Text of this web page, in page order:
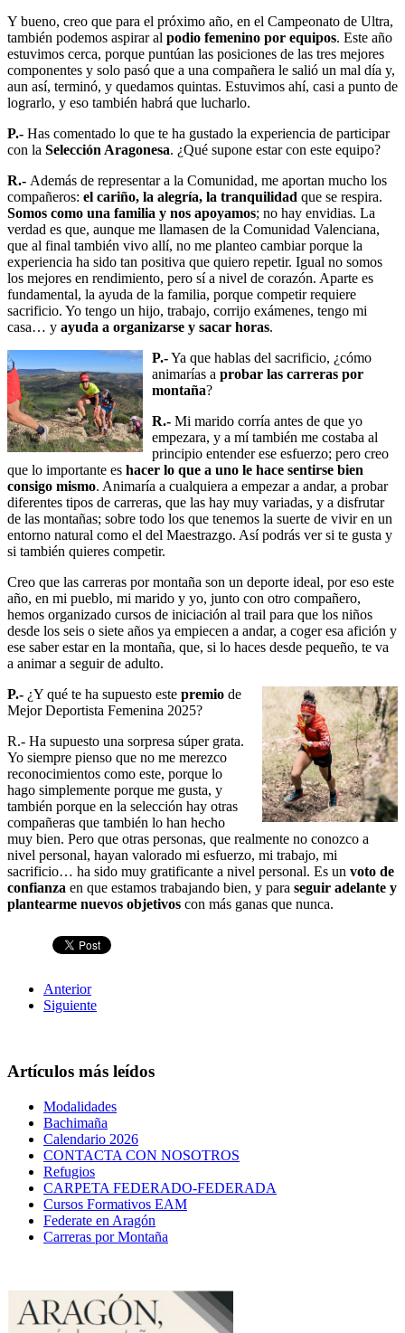
Y bueno, creo que para el próximo año, en el Campeonato de Ultra,
también podemos aspirar al podio femenino por equipos. Este año
estuvimos cerca, porque puntúan las posiciones de las tres mejores
componentes y solo pasó que a una compañera le salió un mal día y,
aun así, terminó, y quedamos quintas. Estuvimos ahí, casi a punto de
lograrlo, y eso también habrá que lucharlo.
P.- Has comentado lo que te ha gustado la experiencia de participar
con la Selección Aragonesa. ¿Qué supone estar con este equipo?
R.- Además de representar a la Comunidad, me aportan mucho los
compañeros: el cariño, la alegría, la tranquilidad que se respira.
Somos como una familia y nos apoyamos; no hay envidias. La
verdad es que, aunque me llamasen de la Comunidad Valenciana,
que al final también vivo allí, no me planteo cambiar porque la
experiencia ha sido tan positiva que quiero repetir. Igual no somos
los mejores en rendimiento, pero sí a nivel de corazón. Aparte es
fundamental, la ayuda de la familia, porque competir requiere
sacrificio. Yo tengo un hijo, trabajo, corrijo exámenes, tengo mi
casa… y ayuda a organizarse y sacar horas.
P.-Ya que hablas del sacrificio, ¿cómo
animarías a probar las carreras por
montaña?
R.- Mi marido corría antes de que yo
empezara, y a mí también me costaba al
principio entender ese esfuerzo; pero creo
que lo importante es hacer lo que a uno le hace sentirse bien
consigo mismo. Animaría a cualquiera a empezar a andar, a probar
diferentes tipos de carreras, que las hay muy variadas, y a disfrutar
de las montañas; sobre todo los que tenemos la suerte de vivir en un
entorno natural como el del Maestrazgo. Así podrás ver si te gusta y
si también quieres competir.
Creo que las carreras por montaña son un deporte ideal, por eso este
año, en mi pueblo, mi marido y yo, junto con otro compañero,
hemos organizado cursos de iniciación al trail para que los niños
desde los seis o siete años ya empiecen a andar, a coger esa afición y
ese saber estar en la montaña, que, si lo haces desde pequeño, te va
a animar a seguir de adulto.
P.- ¿Y qué te ha supuesto este premio de
Mejor Deportista Femenina 2025?
R.- Ha supuesto una sorpresa súper grata.
Yo siempre pienso que no me merezco
reconocimientos como este, porque lo
hago simplemente porque me gusta, y
también porque en la selección hay otras
compañeras que también lo han hecho
muy bien. Pero que otras personas, que realmente no conozco a
nivel personal, hayan valorado mi esfuerzo, mi trabajo, mi
sacrificio… ha sido muy gratificante a nivel personal. Es un voto de
confianza en que estamos trabajando bien, y para seguir adelante y
plantearme nuevos objetivos con más ganas que nunca.
Anterior
Siguiente
Artículos más leídos
Modalidades
Bachimaña
Calendario 2026
CONTACTA CON NOSOTROS
Refugios
CARPETA FEDERADO-FEDERADA
Cursos Formativos EAM
Federate en Aragón
Carreras por Montaña